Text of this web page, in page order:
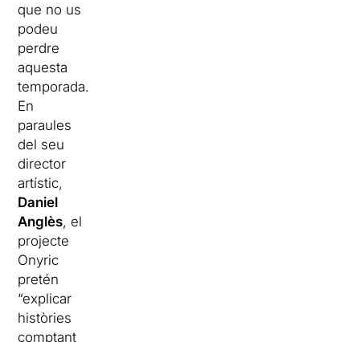
que no us
podeu
perdre
aquesta
temporada.
En
paraules
del seu
director
artístic,
Daniel
Anglès, el
projecte
Onyric
pretén
“explicar
històries
comptant